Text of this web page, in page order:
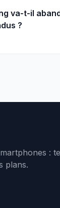
va-t-il
?
:
plans.